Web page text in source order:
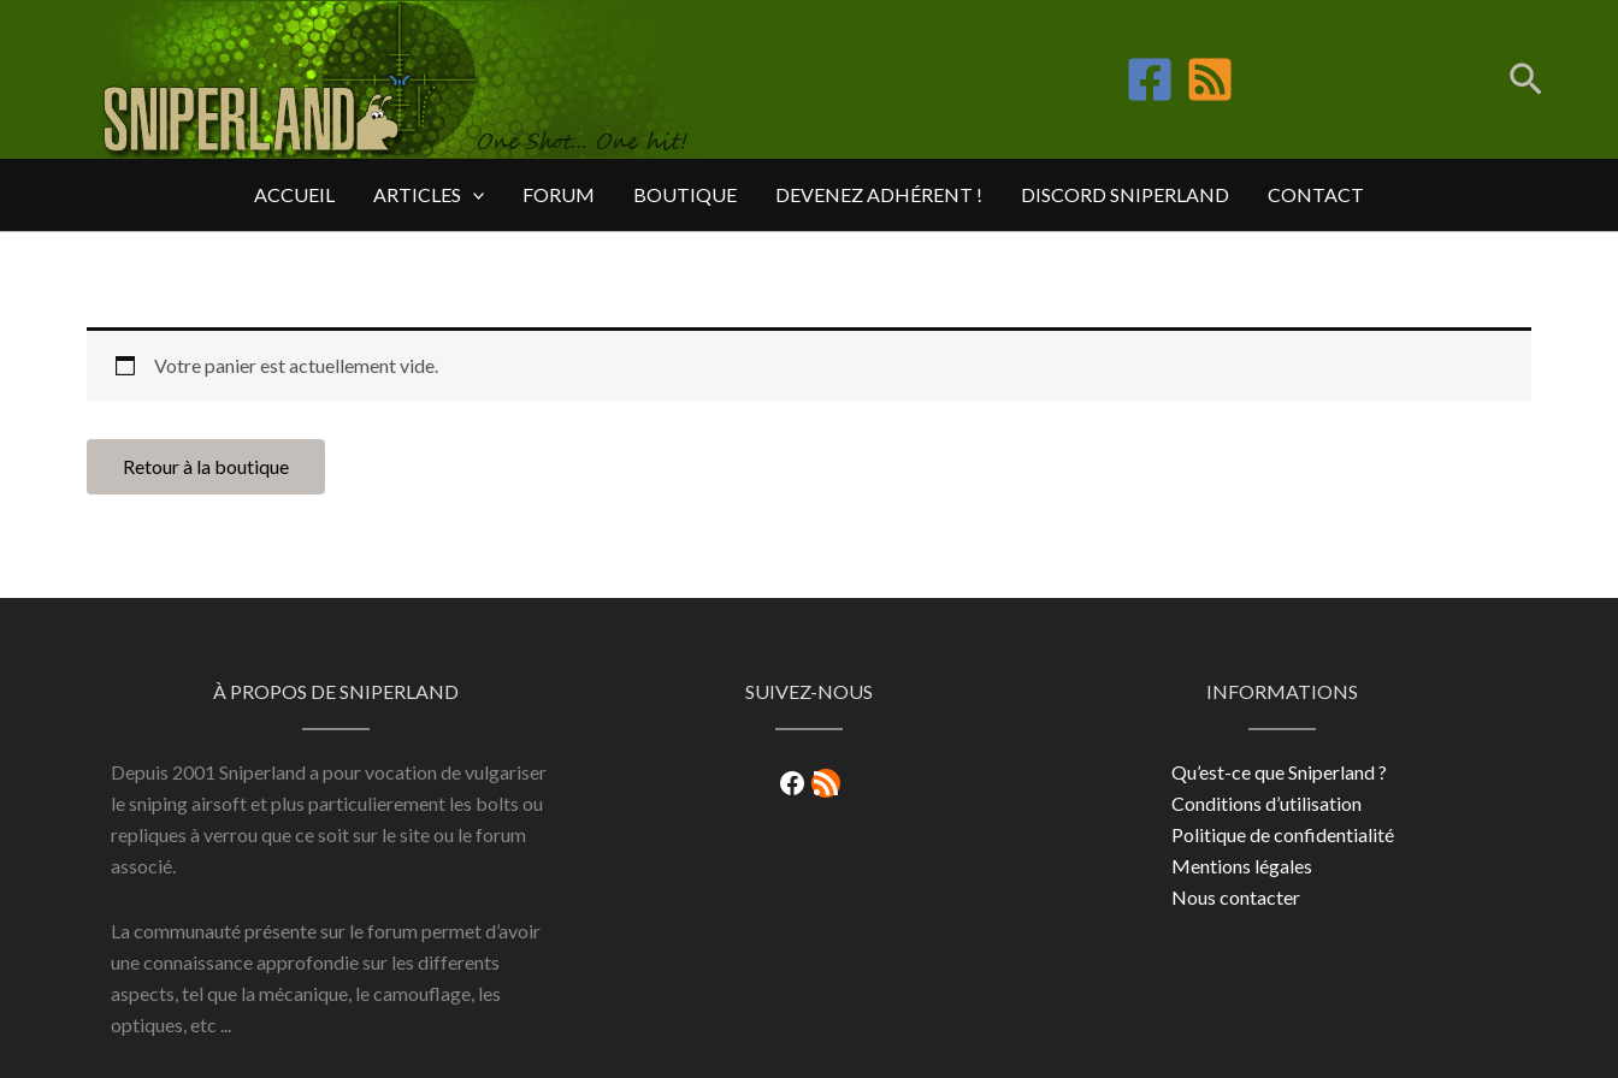
ACCUEIL ARTICLES FORUM BOUTIQUE DEVENEZ ADHÉRENT ! DISCORD SNIPERLAND CONTACT
Votre panier est actuellement vide.
Retour à la boutique
À PROPOS DE SNIPERLAND
Depuis 2001 Sniperland a pour vocation de vulgariser
le sniping airsoft et plus particulierement les bolts ou
repliques à verrou que ce soit sur le site ou le forum
associé.
La communauté présente sur le forum permet d’avoir
une connaissance approfondie sur les differents
aspects, tel que la mécanique, le camouflage, les
optiques, etc ...
SUIVEZ-NOUS
Facebook
RSS Feed
INFORMATIONS
Qu’est-ce que Sniperland ?
Conditions d’utilisation
Politique de confidentialité
Mentions légales
Nous contacter